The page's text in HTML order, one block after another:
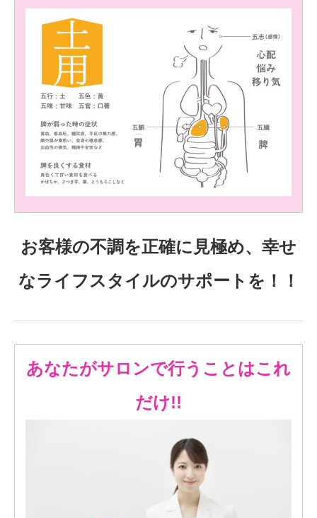
お客様の不調を正確に見極め、幸せ
なライフスタイルのサポートを！！
あなたがサロンで行うことはこれ
だけ!!